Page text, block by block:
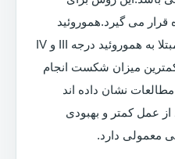
قرار می گیرد.هموروئید
کتومی استاپلر،عمدتا در بیماران مبتلا به هموروئید درجه III و IV
کمترین میزان شکست انجام
نشان داده اند
از عمل کمتر و بهبودی
معمولی دارد.